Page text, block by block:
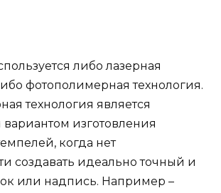
либо лазерная
фотополимерная технология.
технология является
изготовления
когда нет
создавать идеально точный и
или надпись. Например –